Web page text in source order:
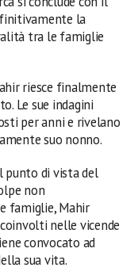
la
tra le famiglie
riesce finalmente
Le sue indagini
per anni e rivelano
suo nonno.
punto di vista del
non
famiglie, Mahir
nelle vicende
convocato ad
sua vita.